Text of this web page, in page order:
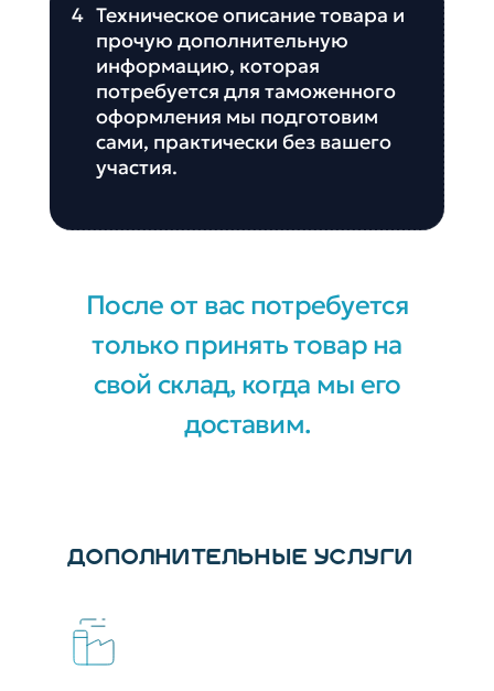
4 Техническое описание товара и
прочую дополнительную
информацию, которая
потребуется для таможенного
оформления мы подготовим
сами, практически без вашего
участия.
После от вас потребуется
только принять товар на
свой склад, когда мы его
доставим.
ДОПОЛНИТЕЛЬНЫЕ УСЛУГИ